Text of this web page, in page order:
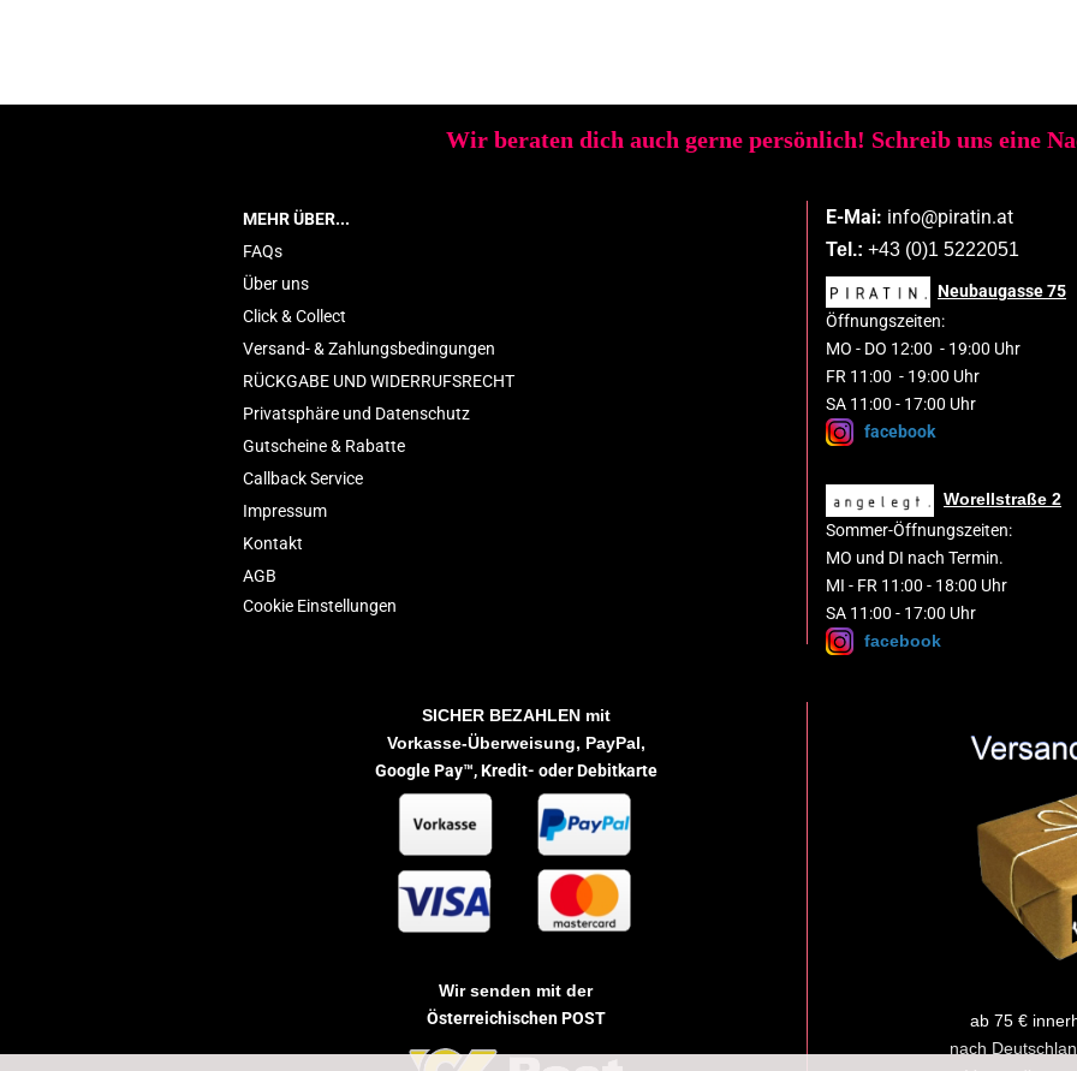
Wir beraten dich auch gerne persönlich! Schreib uns eine
MEHR ÜBER...
FAQs
Über uns
Click & Collect
Versand- & Zahlungsbedingungen
RÜCKGABE UND WIDERRUFSRECHT
Privatsphäre und Datenschutz
Gutscheine & Rabatte
Callback Service
Impressum
Kontakt
AGB
Cookie Einstellungen
E-Mai: info@piratin.at
Tel.: +43 (0)1 5222051
Neubaugasse75
Öffnungszeiten:
MO - DO 1 2:00 - 19:00 Uhr
FR 11:00 - 19:00 Uhr
SA 11:00 - 17:00 Uhr
facebook
Worellstraße 2
Sommer-Öffnungszeiten:
MO und DI nach Termin.
MI - FR 11:00 - 18:00 Uhr
SA 11:00 - 17:00 Uhr
facebook
SICHER BEZAHLENmit
Vorkasse-Überweisung, PayPal,
Google Pay™,Kredit- oder Debitkarte
Wir senden mit der
Österreichischen POST
ab 75 €
nach